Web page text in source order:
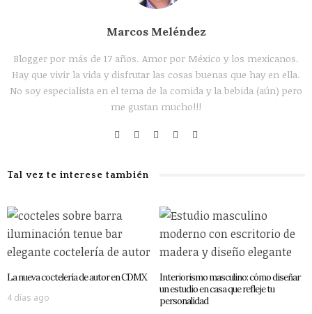
Marcos Meléndez
Blogger por más de 17 años. Amor por México y los mexicanos.
Hay que vivir la vida y disfrutar las cosas buenas que hay en ella.
No soy especialista en el tema de la comida y la bebida (aún) pero
me gustan mucho!!!
Tal vez te interese también
La nueva coctelería de autor en CDMX
4 días ago
Interiorismo masculino: cómo diseñar
un estudio en casa que refleje tu
personalidad